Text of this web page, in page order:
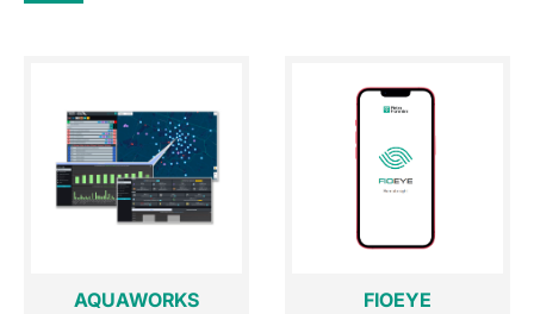
AQUAWORKS FIOEYE